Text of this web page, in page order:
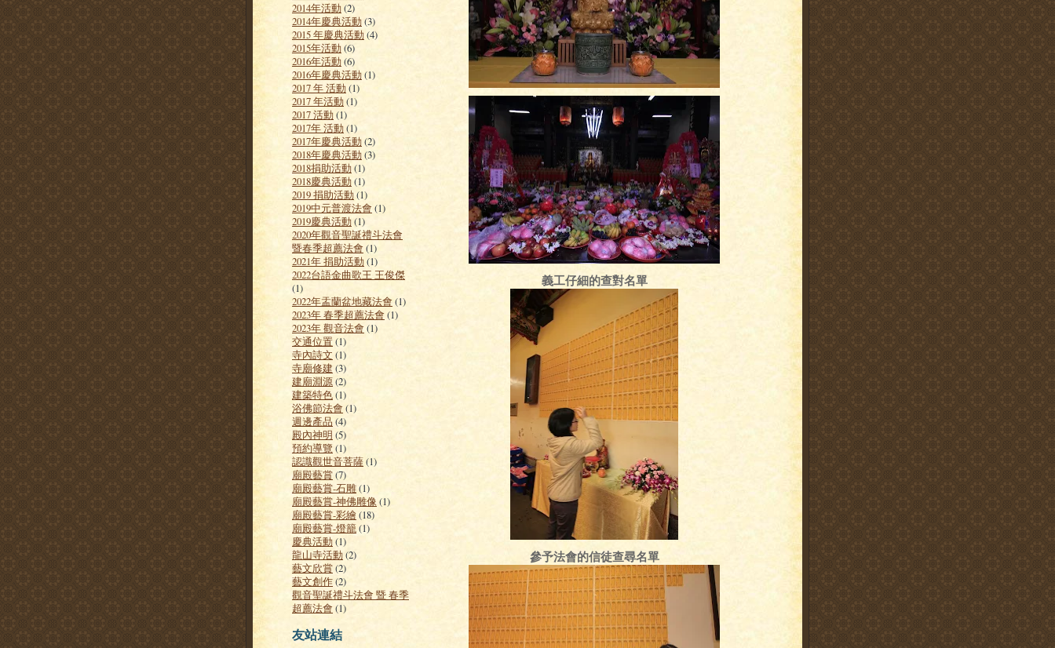
2014年活動(2)
2014年慶典活動(3)
2015 年慶典活動(4)
2015年活動(6)
2016年活動(6)
2016年慶典活動(1)
2017 年 活動(1)
2017 年活動(1)
2017 活動(1)
2017年 活動(1)
2017年慶典活動 (2)
2018年慶典活動(3)
2018捐助活動(1)
2018慶典活動(1)
2019 捐助活動(1)
2019中元普渡法會(1)
2019慶典活動(1)
2020年觀音聖誕禮斗法會
暨春季超薦法會 (1)
2021年 捐助活動(1)
2022台語金曲歌王 王俊傑
(1)
2022年盂蘭盆地藏法會(1)
2023年 春季超薦法會(1)
2023年 觀音法會(1)
交通位置(1)
寺內詩文 (1)
寺廟修建(3)
建廟淵源(2)
建築特色(1)
浴佛節法會(1)
週邊產品 (4)
殿內神明 (5)
預約導覽 (1)
認識觀世音菩薩(1)
廟殿藝賞(7)
廟殿藝賞-石雕(1)
廟殿藝賞-神佛雕像(1)
廟殿藝賞-彩繪(18)
廟殿藝賞-燈籠(1)
慶典活動(1)
龍山寺活動(2)
藝文欣賞(2)
藝文創作(2)
觀音聖誕禮斗法會 暨 春季
超薦法會(1)
友站連結
義工仔細的查對名單
參予法會的信徒查尋名單